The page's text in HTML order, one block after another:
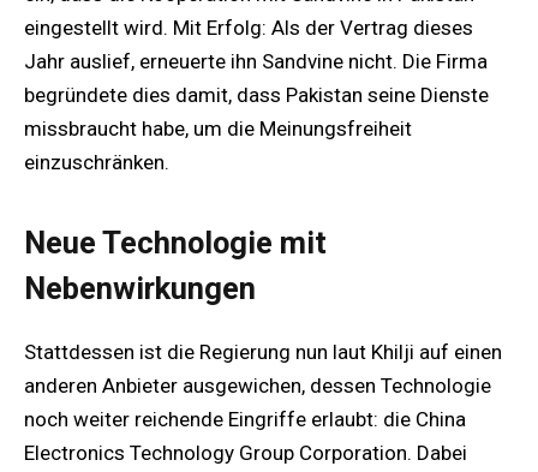
eingestellt wird. Mit Erfolg: Als der Vertrag dieses
Jahr auslief, erneuerte ihn Sandvine nicht. Die Firma
begründete dies damit, dass Pakistan seine Dienste
missbraucht habe, um die Meinungsfreiheit
einzuschränken.
Neue Technologie mit
Nebenwirkungen
Stattdessen ist die Regierung nun laut Khilji auf einen
anderen Anbieter ausgewichen, dessen Technologie
noch weiter reichende Eingriffe erlaubt: die China
Electronics Technology Group Corporation. Dabei